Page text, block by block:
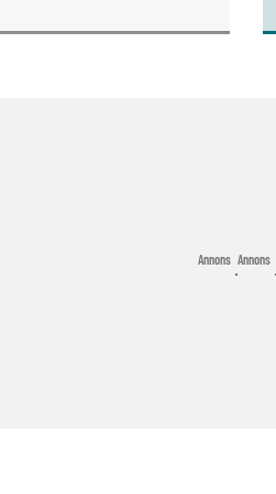
Annons Annons